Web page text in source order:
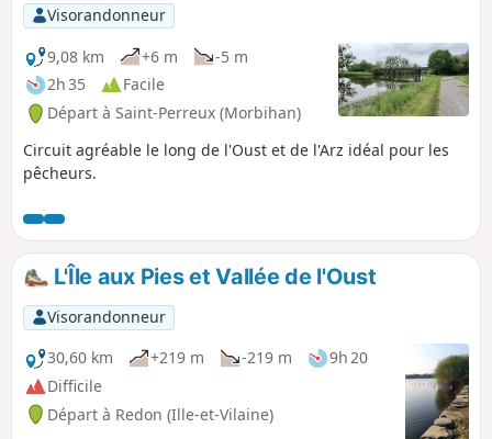
Visorandonneur
9,08 km
+6 m
-5 m
2h 35
Facile
Départ à Saint-Perreux (Morbihan)
Circuit agréable le long de l'Oust et de l'Arz idéal pour les
pêcheurs.
L'Île aux Pies et Vallée de l'Oust
Visorandonneur
30,60 km
+219 m -219 m
9h 20
Difficile
Départ à Redon (Ille-et-Vilaine)